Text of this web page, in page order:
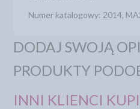
Numer katalogowy: 2014,
DODAJ SWOJĄ
PRODUKTY
INNI KLIENCI